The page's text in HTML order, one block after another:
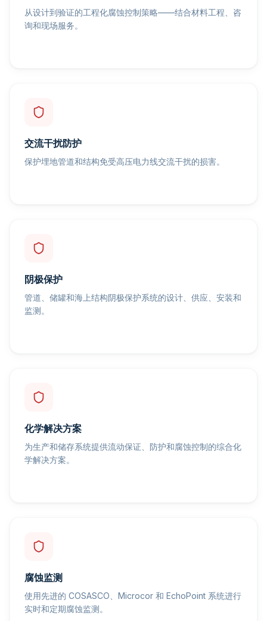
从设计到验证的工程化腐蚀控制策略——结合材料工程、咨
询和现场服务。
交流干扰防护
保护埋地管道和结构免受高压电力线交流干扰的损害。
阴极保护
管道、储罐和海上结构阴极保护系统的设计、供应、安装和
监测。
化学解决方案
为生产和储存系统提供流动保证、防护和腐蚀控制的综合化
学解决方案。
腐蚀监测
使用先进的 COSASCO、Microcor 和 EchoPoint 系统进行
实时和定期腐蚀监测。